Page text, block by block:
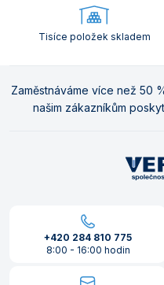
Tisíce položek skladem
Zaměstnáváme více než 50
našim zákazníkům
+420 284 810 775
8:00 - 16:00 hodin